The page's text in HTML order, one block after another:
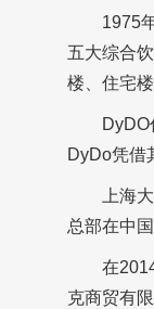
1975
五大综合
楼、住宅
DyDo凭借
上海
总部在中
在
克商贸有